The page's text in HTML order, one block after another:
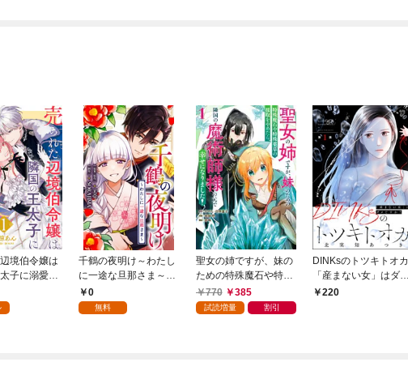
境伯令嬢は
子に溺愛さ
千鶴の夜明け～わたし
に一途な旦那さま～
【分冊版】 1話「北条
家の生贄（１）」
0
無料
聖女の姉ですが、妹の
ための特殊魔石や特殊
薬草の採取をやめた
ら、隣国の魔術師様の
770 385
試読増量 割引
DINKsのトツキトオカ
「産まない女」はダメ
ですか？（分冊版）
220